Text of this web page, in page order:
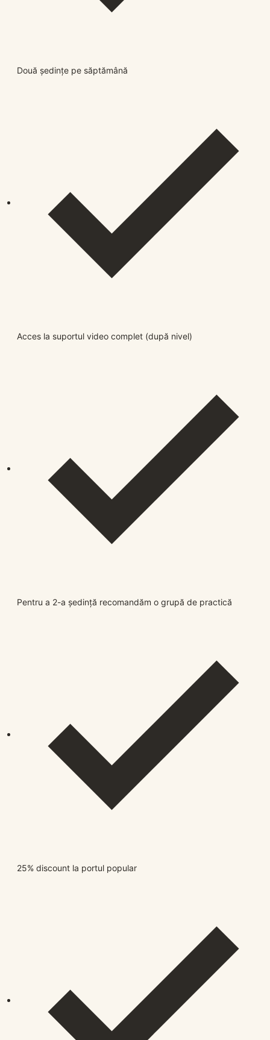
Două ședințe pe săptămână
Acces la suportul video complet (după nivel)
Pentru a 2-a ședință recomandăm o grupă de practică
25% discount la portul popular